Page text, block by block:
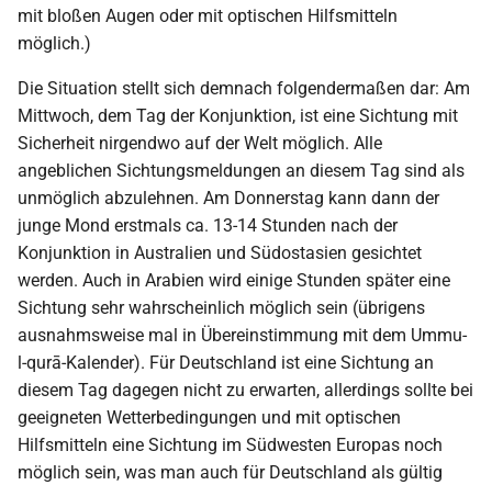
mit bloßen Augen oder mit optischen Hilfsmitteln
möglich.)
Die Situation stellt sich demnach folgendermaßen dar: Am
Mittwoch, dem Tag der Konjunktion, ist eine Sichtung mit
Sicherheit nirgendwo auf der Welt möglich. Alle
angeblichen Sichtungsmeldungen an diesem Tag sind als
unmöglich abzulehnen. Am Donnerstag kann dann der
junge Mond erstmals ca. 13-14 Stunden nach der
Konjunktion in Australien und Südostasien gesichtet
werden. Auch in Arabien wird einige Stunden später eine
Sichtung sehr wahrscheinlich möglich sein (übrigens
ausnahmsweise mal in Übereinstimmung mit dem Ummu-
l-qurā-Kalender). Für Deutschland ist eine Sichtung an
diesem Tag dagegen nicht zu erwarten, allerdings sollte bei
geeigneten Wetterbedingungen und mit optischen
Hilfsmitteln eine Sichtung im Südwesten Europas noch
möglich sein, was man auch für Deutschland als gültig